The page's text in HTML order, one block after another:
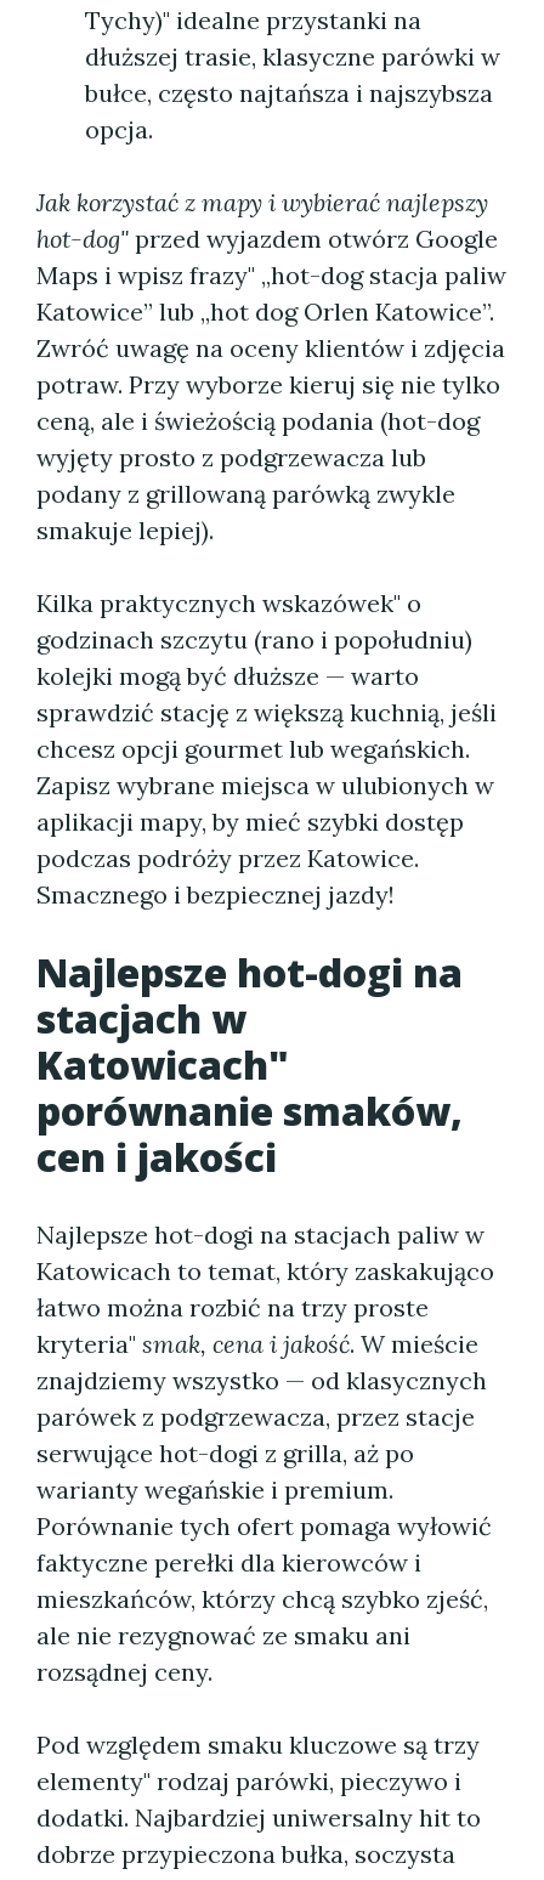
Tychy)" idealne przystanki na
dłuższej trasie, klasyczne parówki w
bułce, często najtańsza i najszybsza
opcja.
Jak korzystać z mapy i wybierać najlepszy
hot-dog" przed wyjazdem otwórz Google
Maps i wpisz frazy" „hot-dog stacja paliw
Katowice” lub „hot dog Orlen Katowice”.
Zwróć uwagę na oceny klientów i zdjęcia
potraw. Przy wyborze kieruj się nie tylko
ceną, ale i świeżością podania (hot-dog
wyjęty prosto z podgrzewacza lub
podany z grillowaną parówką zwykle
smakuje lepiej).
Kilka praktycznych wskazówek" o
godzinach szczytu (rano i popołudniu)
kolejki mogą być dłuższe — warto
sprawdzić stację z większą kuchnią, jeśli
chcesz opcji gourmet lub wegańskich.
Zapisz wybrane miejsca w ulubionych w
aplikacji mapy, by mieć szybki dostęp
podczas podróży przez Katowice.
Smacznego i bezpiecznej jazdy!
Najlepsze hot-dogi na
stacjach w
Katowicach"
porównanie smaków,
cen i jakości
Najlepsze hot-dogi na stacjach paliw w
Katowicach to temat, który zaskakująco
łatwo można rozbić na trzy proste
kryteria" smak, cena i jakość. W mieście
znajdziemy wszystko — od klasycznych
parówek z podgrzewacza, przez stacje
serwujące hot-dogi z grilla, aż po
warianty wegańskie i premium.
Porównanie tych ofert pomaga wyłowić
faktyczne perełki dla kierowców i
mieszkańców, którzy chcą szybko zjeść,
ale nie rezygnować ze smaku ani
rozsądnej ceny.
Pod względem smaku kluczowe są trzy
elementy" rodzaj parówki, pieczywo i
dodatki. Najbardziej uniwersalny hit to
dobrze przypieczona bułka, soczysta